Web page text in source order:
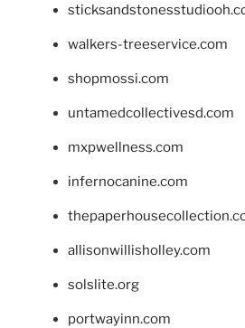
walkers-treeservice.com
shopmossi.com
untamedcollectivesd.com
mxpwellness.com
infernocanine.com
allisonwillisholley.com
solslite.org
portwayinn.com